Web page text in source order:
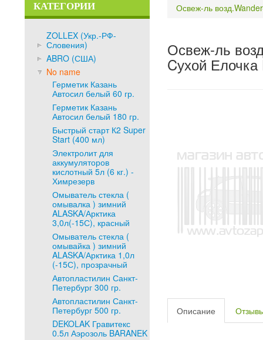
КАТЕГОРИИ
ZOLLEX (Укр.-РФ-
Словения)
ABRO (США)
No name
Герметик Казань
Автосил белый 60 гр.
Герметик Казань
Автосил белый 180 гр.
Быстрый старт К2 Super
Start (400 мл)
Электролит для
аккумуляторов
кислотный 5л (6 кг.) -
Химрезерв
Омыватель стекла (
омывалка ) зимний
ALASKA/Арктика
3,0л(-15С), красный
Омыватель стекла (
омывайка ) зимний
ALASKA/Арктика 1,0л
(-15С), прозрачный
Автопластилин Санкт-
Петербург 300 гр.
Автопластилин Санкт-
Петербург 500 гр.
DEKOLAK Гравитекс
0.5л Аэрозоль BARANEK
Освеж-ль
Освеж-ль
Cухой
Описание